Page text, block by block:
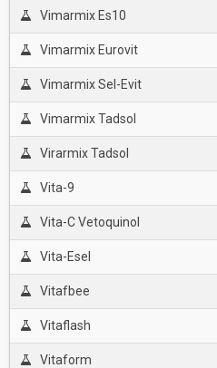
Vimarmix Es10
Vimarmix Eurovit
Vimarmix Sel-Evit
Vimarmix Tadsol
Virarmix Tadsol
Vita-9
Vita-C Vetoquinol
Vita-Esel
Vitafbee
Vitaflash
Vitaform